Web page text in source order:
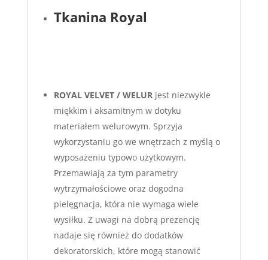
Tkanina Royal
ROYAL VELVET / WELURjest niezwykle
miękkim i aksamitnym w dotyku
materiałem welurowym. Sprzyja
wykorzystaniu go we wnętrzach z myślą o
wyposażeniu typowo użytkowym.
Przemawiają za tym parametry
wytrzymałościowe oraz dogodna
pielęgnacja, która nie wymaga wiele
wysiłku. Z uwagi na dobrą prezencję
nadaje się również do dodatków
dekoratorskich, które mogą stanowić